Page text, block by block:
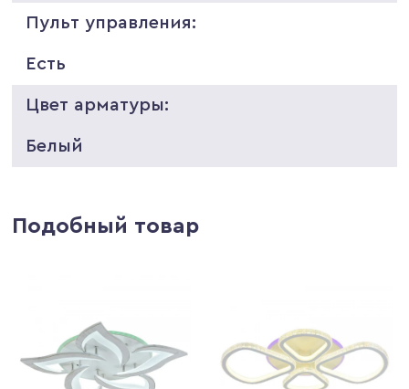
Пульт управления:
Есть
Цвет арматуры:
Белый
Подобный товар